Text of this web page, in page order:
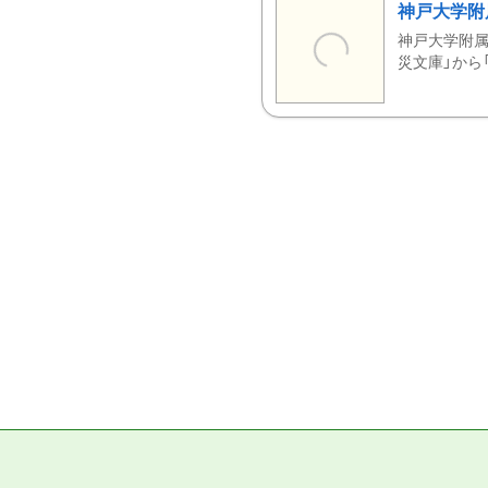
神戸大学
神戸大学附
災文庫」か